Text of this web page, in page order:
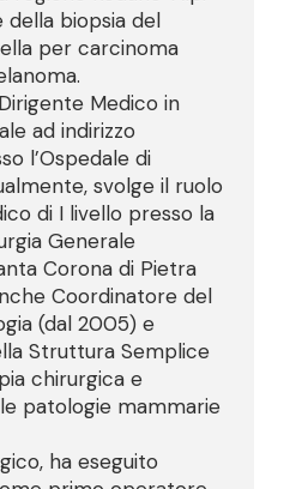
della biopsia del
per carcinoma
Medico in
ad indirizzo
l’Ospedale di
svolge il ruolo
di I livello presso la
Generale
Corona di Pietra
Coordinatore del
(dal 2005) e
Struttura Semplice
chirurgica e
patologie mammarie
ha eseguito